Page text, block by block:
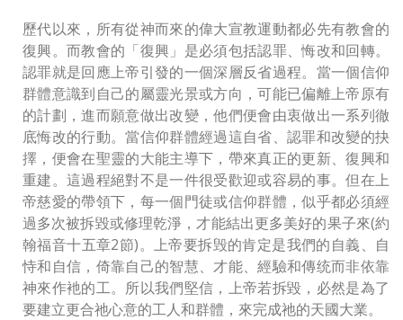
歷代以來，所有從神而來的偉大宣教運動都必先有教會的
復興。而教會的「復興」是必須包括認罪、悔改和回轉。
認罪就是回應上帝引發的一個深層反省過程。當一個信仰
群體意識到自己的屬靈光景或方向，可能已偏離上帝原有
的計劃，進而願意做出改變，他們便會由衷做出一系列徹
底悔改的行動。當信仰群體經過這自省、認罪和改變的抉
擇，便會在聖靈的大能主導下，帶來真正的更新、復興和
重建。這過程絕對不是一件很受歡迎或容易的事。但在上
帝慈愛的帶領下，每一個門徒或信仰群體，似乎都必須經
過多次被拆毀或修理乾淨，才能結出更多美好的果子來(約
翰福音十五章2節)。上帝要拆毁的肯定是我們的自義、自
恃和自信，倚靠自己的智慧、才能、經驗和傳统而非依靠
神來作衪的工。所以我們堅信，上帝若拆毀，必然是為了
要建立更合祂心意的工人和群體，來完成祂的天國大業。